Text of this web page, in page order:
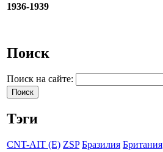
1936-1939
Поиск
Поиск на сайте:
Тэги
CNT-AIT (E) ZSP Бразилия Британия